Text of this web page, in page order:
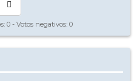
0 - Votos negativos: 0